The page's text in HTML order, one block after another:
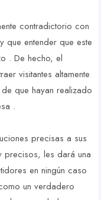
contradictorio con
que entender que este
. De hecho, el
visitantes altamente
que hayan realizado
.
precisas a sus
precisos, les dará una
en ningún caso
un verdadero